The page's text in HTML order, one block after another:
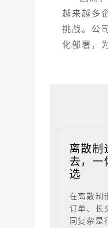
越来越多
挑战。公
化部署，
离散制
去，一
选
在离散制
订单、长
同复杂是